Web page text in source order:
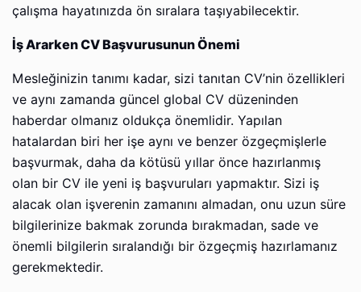
çalışma hayatınızda ön sıralara taşıyabilecektir.
İş Ararken CV Başvurusunun Önemi
Mesleğinizin tanımı kadar, sizi tanıtan CV’nin özellikleri
ve aynı zamanda güncel global CV düzeninden
haberdar olmanız oldukça önemlidir. Yapılan
hatalardan biri her işe aynı ve benzer özgeçmişlerle
başvurmak, daha da kötüsü yıllar önce hazırlanmış
olan bir CV ile yeni iş başvuruları yapmaktır. Sizi iş
alacak olan işverenin zamanını almadan, onu uzun süre
bilgilerinize bakmak zorunda bırakmadan, sade ve
önemli bilgilerin sıralandığı bir özgeçmiş hazırlamanız
gerekmektedir.